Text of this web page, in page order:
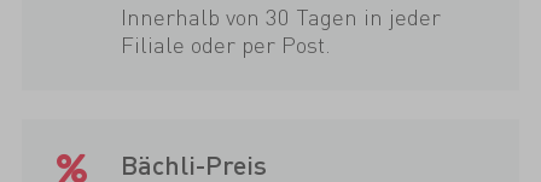
Innerhalb von 30 Tagen in jeder
Filiale oder per Post.
Bächli-Preis